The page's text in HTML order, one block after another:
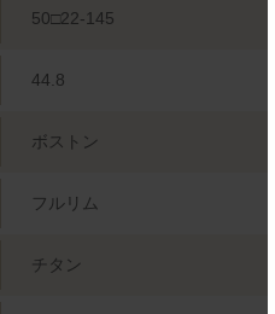
50□22-145
44.8
ボストン
フルリム
チタン